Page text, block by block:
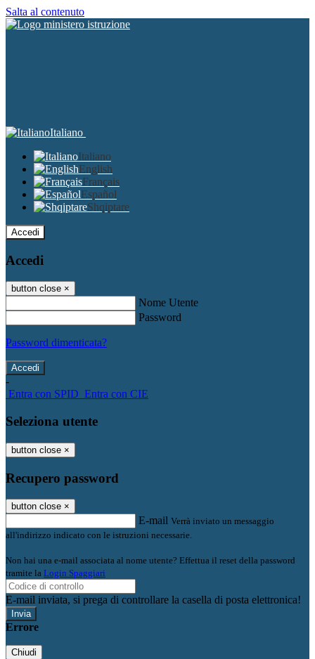
Salta al contenuto
Italiano
Italiano
English
Français
Español
Shqiptare
Accedi
Accedi
button close ×
Nome Utente
Password
Password dimenticata?
-
Entra con SPID Entra con CIE
Seleziona utente
button close ×
Recupero password
button close ×
E-mail Verrà inviato un messaggio
all'indirizzo indicato con le istruzioni necessarie.
Non hai una e-mail associata al nome utente? Effettua il reset della password
tramite la Login Spaggiari
E-mail inviata, si prega di controllare la casella di posta elettronica!
Errore
Chiudi